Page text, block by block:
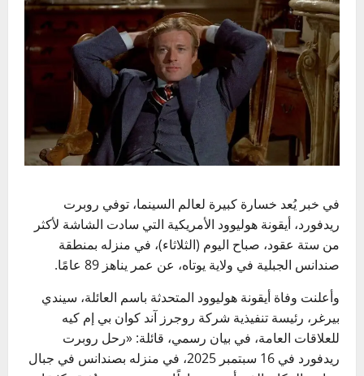
في خبر يُعد خسارة كبيرة لعالم السينما، توفي روبرت
ريدفورد، أيقونة هوليوود الأمريكية التي سادت الشاشة لأكثر
من ستة عقود، صباح اليوم (الثلاثاء)، في منزله بمنطقة
صندانس الجبلية في ولاية يوتاه، عن عمر يناهز 89 عامًا.
وأعلنت وفاة أيقونة هوليوود المتحدثة باسم العائلة، سيندي
بيرغر، رئيسة تنفيذية شركة روجرز آند كوان بي إم كيه
للعلاقات العامة، في بيان رسمي، قائلة: «رحل روبرت
ريدفورد في 16 سبتمبر 2025، في منزله بصندانس في جبال